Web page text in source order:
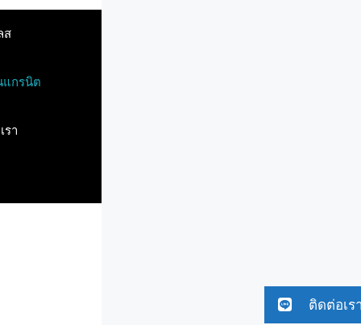
ส
กรนิต
รา
ติดต่อเร